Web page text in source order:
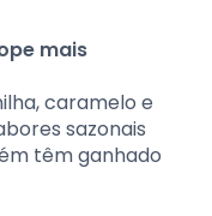
mais
caramelo e
sazonais
têm ganhado